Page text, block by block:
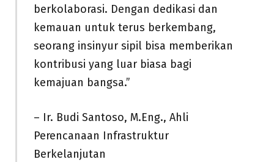
berkolaborasi. Dengan dedikasi dan
kemauan untuk terus berkembang,
seorang insinyur sipil bisa memberikan
kontribusi yang luar biasa bagi
kemajuan bangsa.”
– Ir. Budi Santoso, M.Eng., Ahli
Perencanaan Infrastruktur
Berkelanjutan